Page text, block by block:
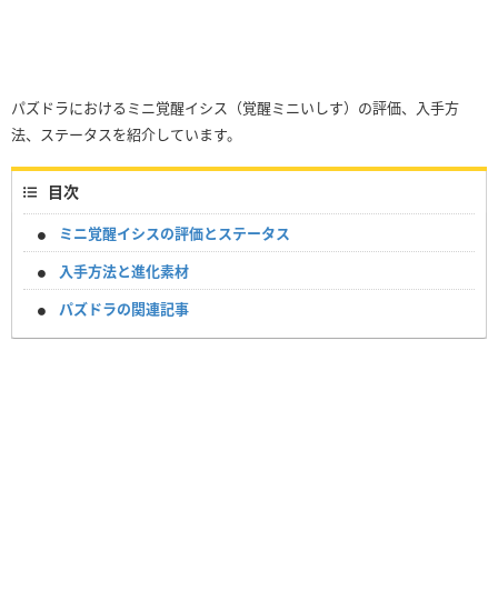
パズドラにおけるミニ覚醒イシス（覚醒ミニいしす）の評価、入手方
法、ステータスを紹介しています。
目次
ミニ覚醒イシスの評価とステータス
入手方法と進化素材
パズドラの関連記事